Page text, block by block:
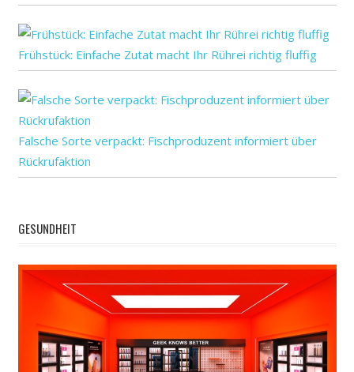
Frühstück: Einfache Zutat macht Ihr Rührei richtig fluffig
Falsche Sorte verpackt: Fischproduzent informiert über
Rückrufaktion
GESUNDHEIT